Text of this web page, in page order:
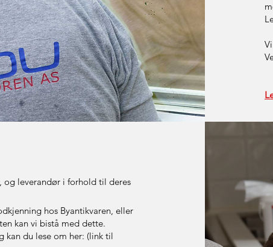
og leverandør i forhold til deres
kjenning hos Byantikvaren, eller
kan vi bistå med dette.
kan du lese om her: (link til